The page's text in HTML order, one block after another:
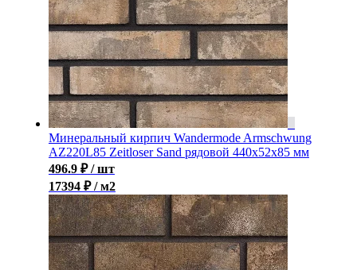
Минеральный кирпич Wandermode Armschwung
AZ220L85 Zeitloser Sand рядовой 440x52x85 мм
496.9 ₽ / шт
17394 ₽ / м2